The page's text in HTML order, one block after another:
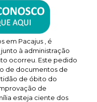
em Pacajus , é
à administração
ocorreu. Este pedido
de documentos de
de óbito do
de
esteja ciente dos